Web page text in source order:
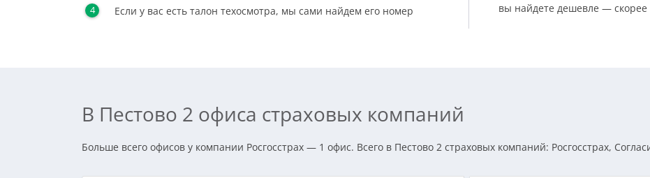
Если у вас есть талон техосмотра, мы сами найдем его номер
вы найдете дешевле — скорее
В Пестово 2 офиса страховых компаний
Больше всего офисов у компании Росгосстрах — 1 офис. Всего в Пестово 2 страховых компаний: Росгосстрах,